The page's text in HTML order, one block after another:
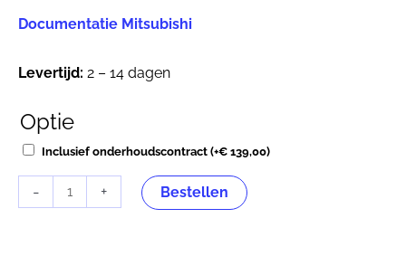
Documentatie Mitsubishi
Levertijd: 2 – 14 dagen
Optie
Inclusief onderhoudscontract (+€ 139,00)
-
Mitsubishi
Heavy
50ZSX-
+ Bestellen